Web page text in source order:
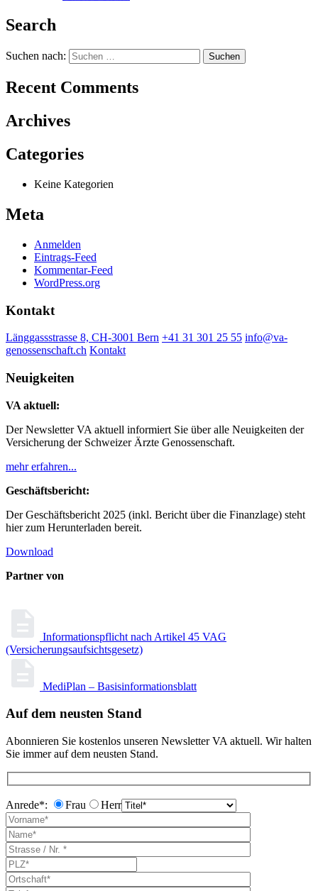
Search
Suchen nach:
Recent Comments
Archives
Categories
Keine Kategorien
Meta
Anmelden
Eintrags-Feed
Kommentar-Feed
WordPress.org
Kontakt
Länggassstrasse 8, CH-3001 Bern +41 31 301 25 55 info@va-
genossenschaft.ch Kontakt
Neuigkeiten
VA aktuell:
Der Newsletter VA aktuell informiert Sie über alle Neuigkeiten der
Versicherung der Schweizer Ärzte Genossenschaft.
mehr erfahren...
Geschäftsbericht:
Der Geschäftsbericht 2025 (inkl. Bericht über die Finanzlage) steht
hier zum Herunterladen bereit.
Download
Partner von
Informationspflicht nach Artikel 45 VAG
(Versicherungsaufsichtsgesetz)
MediPlan – Basisinformationsblatt
Auf dem neusten Stand
Abonnieren Sie kostenlos unseren Newsletter VA aktuell. Wir halten
Sie immer auf dem neusten Stand.
Anrede*: Frau Herr